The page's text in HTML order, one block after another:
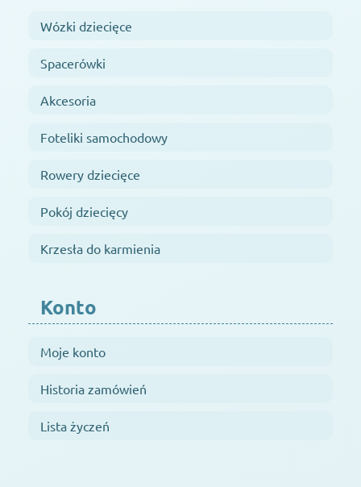
Wózki dziecięce
Spacerówki
Akcesoria
Foteliki samochodowy
Rowery dziecięce
Pokój dziecięcy
Krzesła do karmienia
Konto
Moje konto
Historia zamówień
Lista życzeń